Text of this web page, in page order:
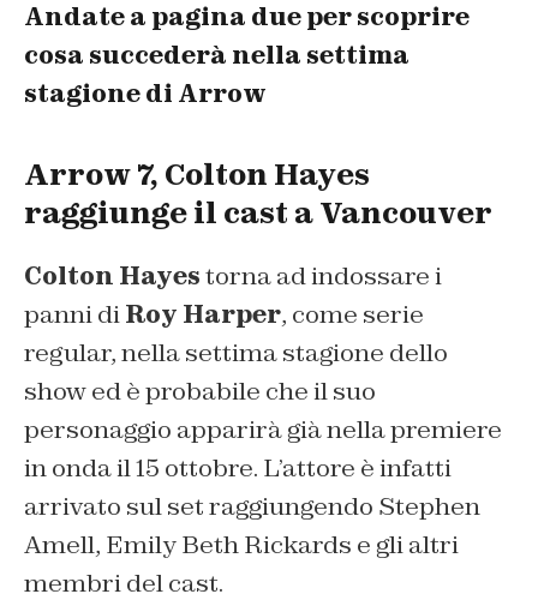
Andate a pagina due per scoprire
cosa succederà nella settima
stagione di Arrow
Arrow 7, Colton Hayes
raggiunge il cast a Vancouver
Colton Hayestorna ad indossare i
panni diRoy Harper, come serie
regular, nella settima stagione dello
show ed è probabile che il suo
personaggio apparirà già nella premiere
in onda il 15 ottobre. L’attore è infatti
arrivato sul set raggiungendo Stephen
Amell, Emily Beth Rickards e gli altri
membri del cast.